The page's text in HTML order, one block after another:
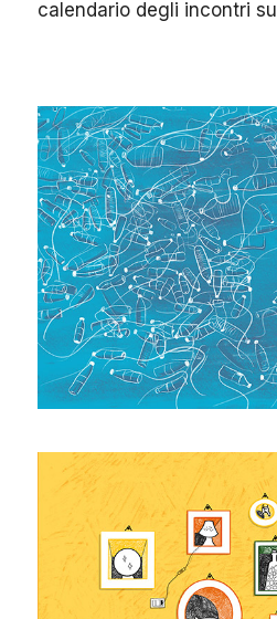
calendario degli incontri su